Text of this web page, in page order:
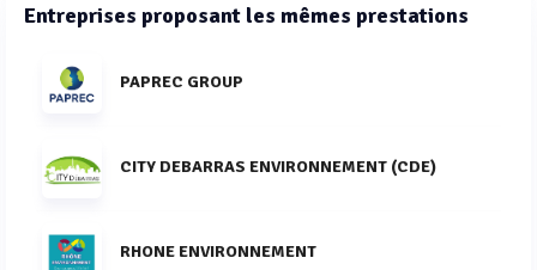
Entreprises proposant les mêmes prestations
PAPREC GROUP
CITY DEBARRAS ENVIRONNEMENT (CDE)
RHONE ENVIRONNEMENT